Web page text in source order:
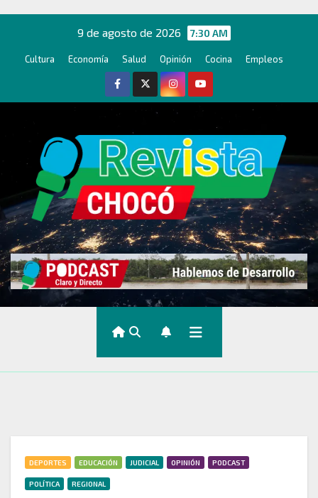
contenido
9 de agosto de 2026 7:30 AM
Cultura Economía Salud Opinión Cocina Empleos
DEPORTES EDUCACIÓN JUDICIAL OPINIÓN PODCAST
POLÍTICA REGIONAL